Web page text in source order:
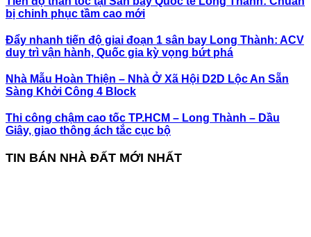
bị chinh phục tầm cao mới
Đẩy nhanh tiến độ giai đoạn 1 sân bay Long Thành: ACV
duy trì vận hành, Quốc gia kỳ vọng bứt phá
Nhà Mẫu Hoàn Thiện – Nhà Ở Xã Hội D2D Lộc An Sẵn
Sàng Khởi Công 4 Block
Thi công chậm cao tốc TP.HCM – Long Thành – Dầu
Giây, giao thông ách tắc cục bộ
TIN BÁN NHÀ ĐẤT MỚI NHẤT